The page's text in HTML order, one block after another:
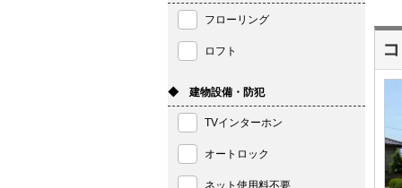
フローリング
ロフト
◆ 建物設備・防犯
TVインターホン
オートロック
ネット使用料不要